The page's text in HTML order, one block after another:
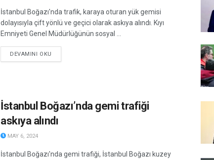
İstanbul Boğazı'nda trafik, karaya oturan yük gemisi
dolayısıyla çift yönlü ve geçici olarak askıya alındı. Kıyı
Emniyeti Genel Müdürlüğünün sosyal ...
DEVAMINI OKU
İstanbul Boğazı’nda gemi trafiği
askıya alındı
MAY 6, 2024
İstanbul Boğazı'nda gemi trafiği, İstanbul Boğazı kuzey